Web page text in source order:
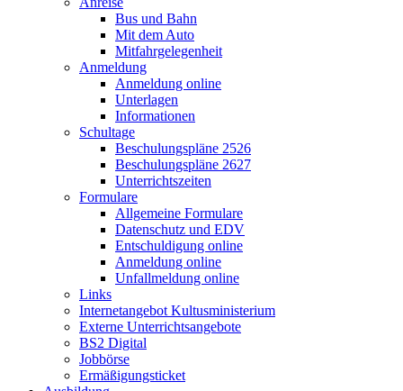
Bus und Bahn
Mit dem Auto
Mitfahrgelegenheit
Anmeldung
Anmeldung online
Unterlagen
Informationen
Schultage
Beschulungspläne 2526
Beschulungspläne 2627
Unterrichtszeiten
Formulare
Allgemeine Formulare
Datenschutz und EDV
Entschuldigung online
Anmeldung online
Unfallmeldung online
Links
Internetangebot Kultusministerium
Externe Unterrichtsangebote
BS2 Digital
Jobbörse
Ermäßigungsticket